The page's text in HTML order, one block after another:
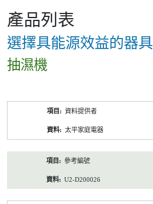
產品列表
選擇具能源效益的器具
抽濕機
資料提供者
太平家庭電器
參考編號
U2-D200026